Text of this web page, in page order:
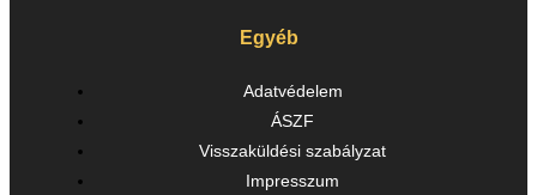
Egyéb
Adatvédelem
ÁSZF
Visszaküldési szabályzat
Impresszum